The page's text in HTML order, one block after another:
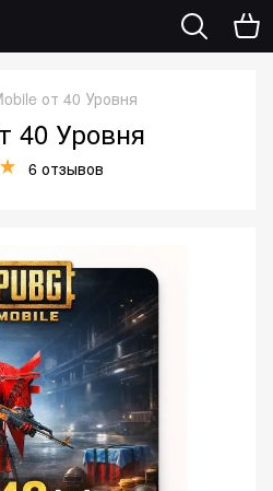
от 40 Уровня
40 Уровня
6 отзывов